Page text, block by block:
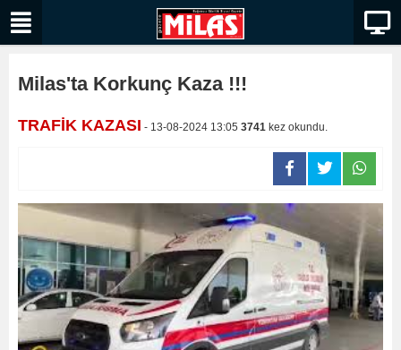
Milas'ta Korkunç Kaza !!!
TRAFİK KAZASI - 13-08-2024 13:05 3741 kez okundu.